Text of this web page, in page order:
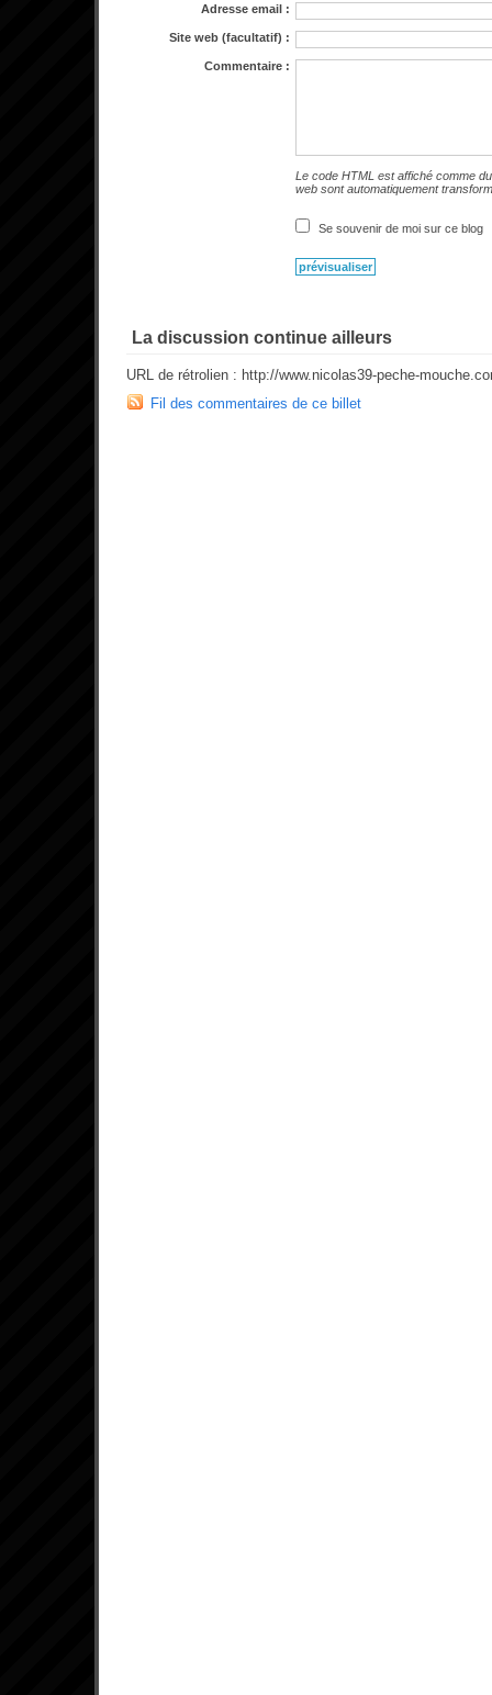
Adresse email :
Site web (facultatif) :
Commentaire :
Le code HTML est affiché comme
web sont automatiquement
Se souvenir de moi sur ce blog
La discussion continue ailleurs
URL de rétrolien : http://www.nicolas39-peche-
Fil des commentaires de ce billet